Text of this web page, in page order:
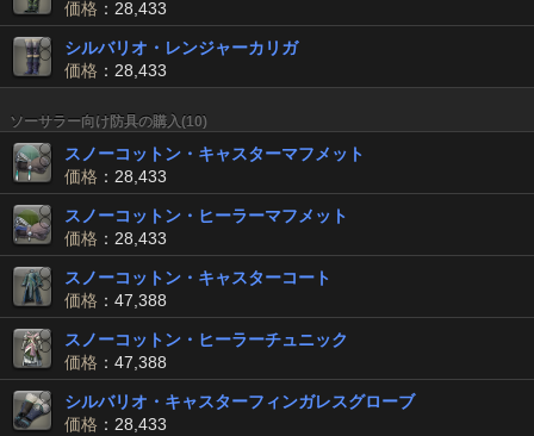
価格 ：28,433
シルバリオ・レンジャーカリガ
価格 ：28,433
ソーサラー向け防具の購入(10)
スノーコットン・キャスターマフメット
価格 ：28,433
スノーコットン・ヒーラーマフメット
価格 ：28,433
スノーコットン・キャスターコート
価格 ：47,388
スノーコットン・ヒーラーチュニック
価格 ：47,388
シルバリオ・キャスターフィンガレスグローブ
価格 ：28,433